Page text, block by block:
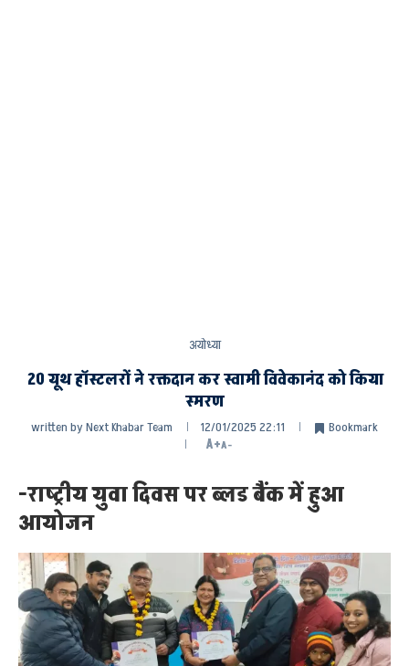
अयोध्या
20 यूथ हॉस्टलरों ने रक्तदान कर स्वामी विवेकानंद को किया
स्मरण
written byNext Khabar Team 12/01/2025 22:11
Bookmark
A+A-
-राष्ट्रीय युवा दिवस पर ब्लड बैंक में हुआ
आयोजन